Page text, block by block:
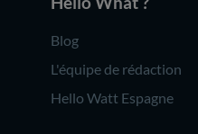
Blog
L'équipe de rédaction
Hello Watt Espagne